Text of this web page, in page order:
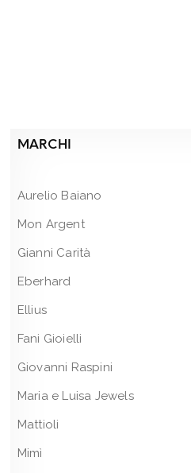
MARCHI
Aurelio Baiano
Mon Argent
Gianni Carità
Eberhard
Ellius
Fani Gioielli
Giovanni Raspini
Maria e Luisa Jewels
Mattioli
Mimì